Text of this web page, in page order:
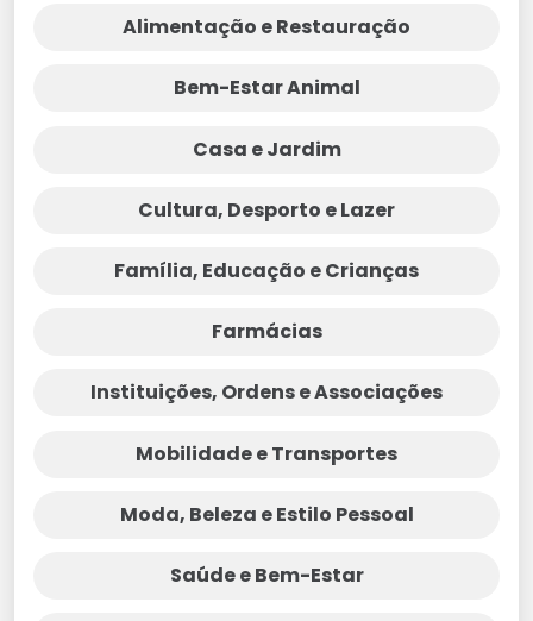
Alimentação e Restauração
Bem-Estar Animal
Casa e Jardim
Cultura, Desporto e Lazer
Família, Educação e Crianças
Farmácias
Instituições, Ordens e Associações
Mobilidade e Transportes
Moda, Beleza e Estilo Pessoal
Saúde e Bem-Estar